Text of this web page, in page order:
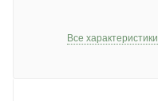
Все характеристики